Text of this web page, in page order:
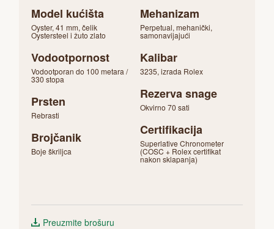
Model kućišta
Oyster, 41 mm, čelik
Oystersteel i žuto zlato
Vodootpornost
Vodootporan do 100 metara /
330 stopa
Prsten
Rebrasti
Brojčanik
Boje škriljca
Mehanizam
Perpetual, mehanički,
samonavijajući
Kalibar
3235, izrada Rolex
Rezerva snage
Okvirno 70 sati
Certifikacija
Superlative Chronometer
(COSC + Rolex certifikat
nakon sklapanja)
Preuzmite brošuru